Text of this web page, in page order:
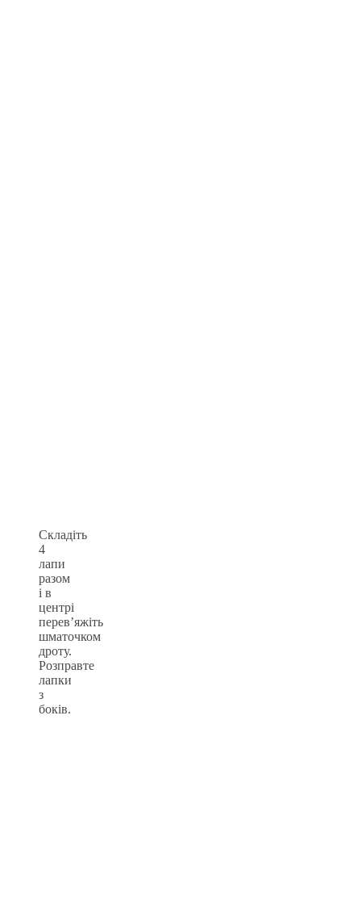
Складіть
4
лапи
разом
і в
центрі
перев’яжіть
шматочком
дроту.
Розправте
лапки
з
боків.